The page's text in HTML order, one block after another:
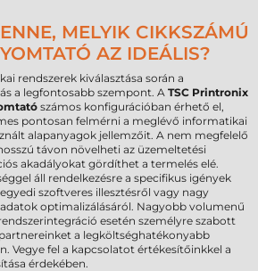
MELYIK CIKKSZÁMÚ
AZ IDEÁLIS?
rendszerek kiválasztása során a
a legfontosabb szempont. A TSC Printronix
számos konfigurációban érhető el,
pontosan felmérni a meglévő informatikai
alapanyagok jellemzőit. A nem megfelelő
távon növelheti az üzemeltetési
akadályokat gördíthet a termelés elé.
áll rendelkezésre a specifikus igények
szoftveres illesztésről vagy nagy
optimalizálásáról. Nagyobb volumenű
esetén személyre szabott
a legköltséghatékonyabb
Vegye fel a kapcsolatot értékesítőinkkel a
érdekében.